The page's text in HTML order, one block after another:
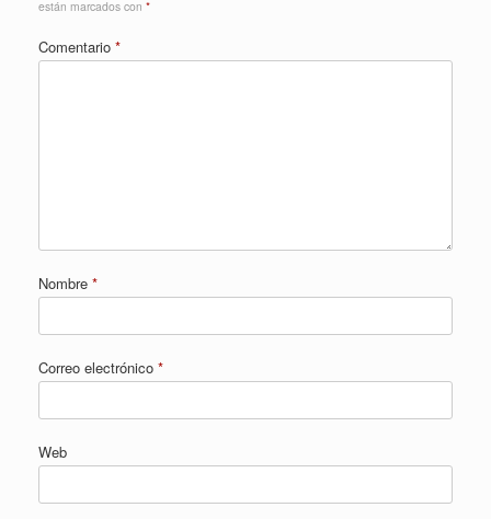
están marcados con *
Comentario *
Nombre *
Correo electrónico *
Web